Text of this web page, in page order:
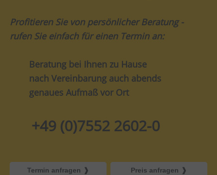
Profitieren Sie von persönlicher Beratung -
rufen Sie einfach für einen Termin an:
Beratung bei Ihnen zu Hause
nach Vereinbarung auch abends
genaues Aufmaß vor Ort
+49 (0)7552 2602-0
Termin anfragen Preis anfragen